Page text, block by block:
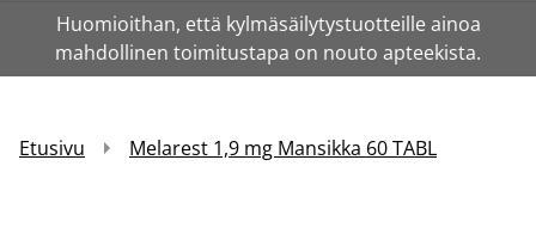
Huomioithan, että kylmäsäilytystuotteille ainoa
mahdollinen toimitustapa on nouto apteekista.
Etusivu Melarest 1,9 mg Mansikka 60 TABL